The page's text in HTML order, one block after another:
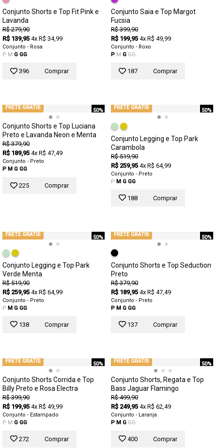
Conjunto Shorts e Top Fit Pink e
Lavanda
R$ 279,90
R$ 139,95 4x R$ 34,99
Conjunto - Rosa
P M G GG
396 Comprar
Conjunto Saia e Top Margot
Fucsia
R$ 399,90
R$ 199,95 4x R$ 49,99
Conjunto - Roxo
P M G GG
187 Comprar
50%
FRETE GRÁTIS
Conjunto Shorts e Top Luciana
Preto e Lavanda Neon e Menta
R$ 379,90
R$ 189,95 4x R$ 47,49
Conjunto - Preto
P M G GG
225 Comprar
50%
FRETE GRÁTIS
Conjunto Legging e Top Park
Carambola
R$ 519,90
R$ 259,95 4x R$ 64,99
Conjunto - Preto
P M G GG
188 Comprar
50%
FRETE GRÁTIS
Conjunto Legging e Top Park
Verde Menta
R$ 519,90
R$ 259,95 4x R$ 64,99
Conjunto - Preto
P M G GG
138 Comprar
50%
FRETE GRÁTIS
Conjunto Shorts e Top Seduction
Preto
R$ 379,90
R$ 189,95 4x R$ 47,49
Conjunto - Preto
P M G GG
137 Comprar
50%
FRETE GRÁTIS
Conjunto Shorts Corrida e Top
Billy Preto e Rosa Electra
R$ 399,90
R$ 199,95 4x R$ 49,99
Conjunto - Estampado
P M G GG
272 Comprar
50%
FRETE GRÁTIS
Conjunto Shorts, Regata e Top
Bass Jaguar Flamingo
R$ 499,90
R$ 249,95 4x R$ 62,49
Conjunto - Laranja
P M G GG
400 Comprar